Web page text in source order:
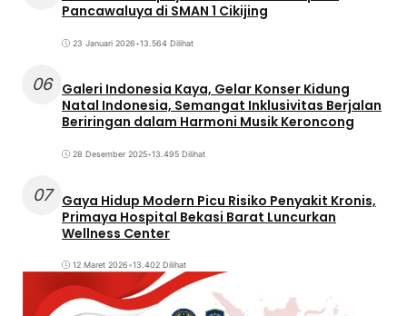
Pancawaluya di SMAN 1 Cikijing
23 Januari 2026•13.564 Dilihat
06 Galeri Indonesia Kaya, Gelar Konser Kidung
Natal Indonesia, Semangat Inklusivitas Berjalan
Beriringan dalam Harmoni Musik Keroncong
28 Desember 2025•13.495 Dilihat
07
Gaya Hidup Modern Picu Risiko Penyakit Kronis,
Primaya Hospital Bekasi Barat Luncurkan
Wellness Center
12 Maret 2026•13.402 Dilihat